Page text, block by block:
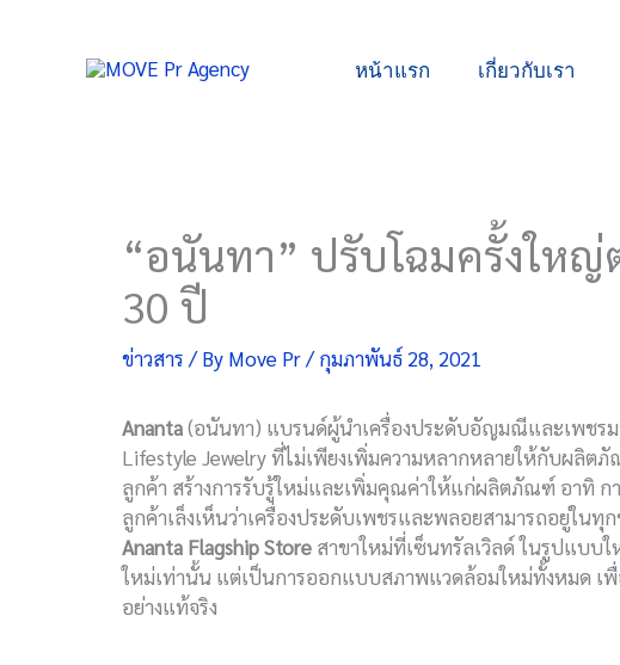
หน้าแรก เกี่ยวกับเรา
“อนันทา” ปรับโฉมครั้งให
30 ปี
ข่าวสาร / By Move Pr/กุมภาพันธ์ 28, 2021
Ananta(อนันทา) แบรนด์ผู้นำเครื่องประดับอัญมณีและเพชรม
Lifestyle Jewelry ที่ไม่เพียงเพิ่มความหลากหลายให้กับผลิต
ลูกค้า สร้างการรับรู้ใหม่และเพิ่มคุณค่าให้แก่ผลิตภัณฑ์ อาทิ ก
ลูกค้าเล็งเห็นว่าเครื่องประดับเพชรและพลอยสามารถอยู่ใน
Ananta Flagship Store สาขาใหม่ที่เซ็นทรัลเวิลด์ ในรูปแบบ
ใหม่เท่านั้น แต่เป็นการออกแบบสภาพแวดล้อมใหม่ทั้งหมด เ
อย่างแท้จริง